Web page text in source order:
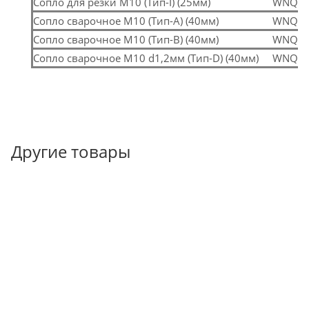
Сопло сварочное M10 (Тип-А) (40мм)
WNQ-
Сопло сварочное M10 (Тип-B) (40мм)
WNQ-
Сопло сварочное M10 d1,2мм (Тип-D) (40мм)
WNQ-
Другие товары